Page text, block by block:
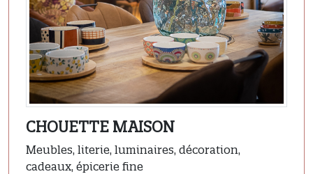
CHOUETTE MAISON
Meubles, literie, luminaires, décoration,
cadeaux, épicerie fine